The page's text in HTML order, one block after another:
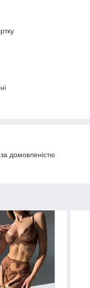
домовленістю